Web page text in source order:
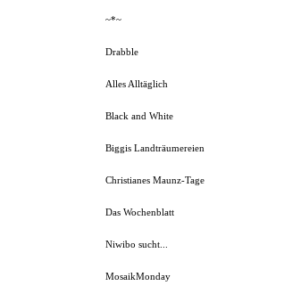
~*~
Drabble
Alles Alltäglich
Black and White
Biggis Landträumereien
Christianes Maunz-Tage
Das Wochenblatt
Niwibo sucht...
MosaikMonday